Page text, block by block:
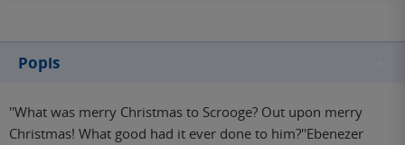
Popis
''What was merry Christmas to Scrooge? Out upon merry
Christmas! What good had it ever done to him?''Ebenezer